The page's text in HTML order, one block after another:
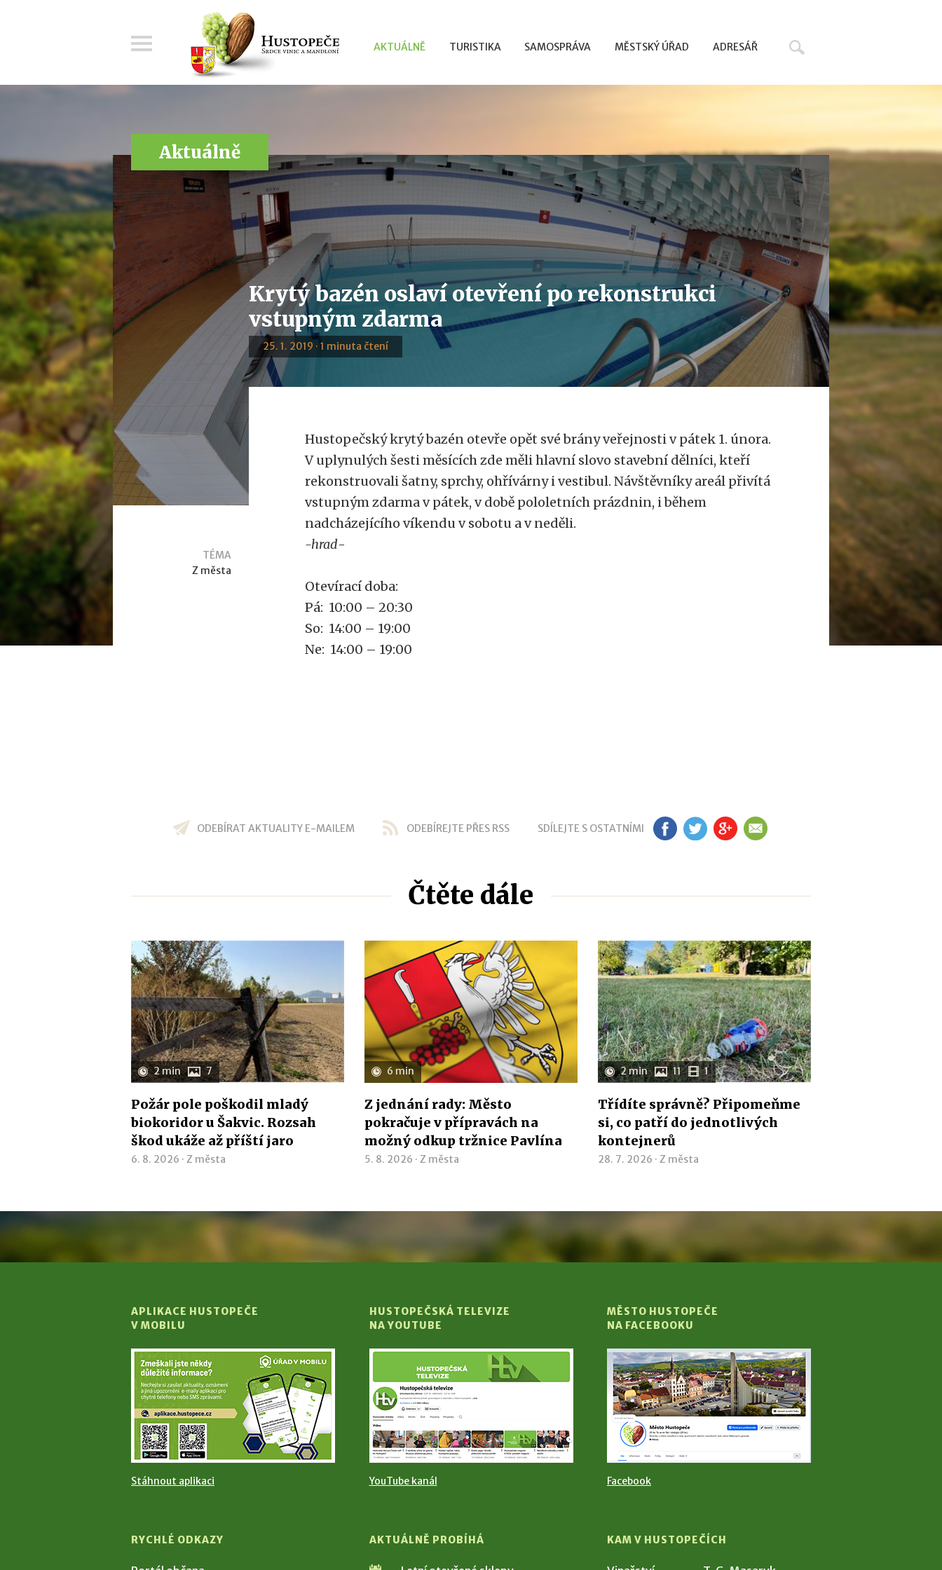
AKTUÁLNĚ TURISTIKA SAMOSPRÁVA MĚSTSKÝ ÚŘAD ADRESÁŘ
Aktuálně
Krytý bazén oslaví otevření po rekonstrukci
vstupným zdarma
25. 1. 2019 · 1 minuta čtení
TÉMA
Z města
Hustopečský krytý bazén otevře opět své brány veřejnosti v pátek 1. února.
V uplynulých šesti měsících zde měli hlavní slovo stavební dělníci, kteří
rekonstruovali šatny, sprchy, ohřívárny i vestibul. Návštěvníky areál přivítá
vstupným zdarma v pátek, v době pololetních prázdnin, i během
nadcházejícího víkendu v sobotu a v neděli.
-hrad-
Otevírací doba:
Pá: 10:00 – 20:30
So: 14:00 – 19:00
Ne: 14:00 – 19:00
ODEBÍRAT AKTUALITY E-MAILEM ODEBÍREJTE PŘES RSS SDÍLEJTE S OSTATNÍMI FB TW GP EM
Čtěte dále
2 min 7
Požár pole poškodil mladý
biokoridor u Šakvic. Rozsah
škod ukáže až příští jaro
6. 8. 2026 · Z města
6 min
Z jednání rady: Město
pokračuje v přípravách na
možný odkup tržnice Pavlína
5. 8. 2026 ·Z města
2 min 11 1
Třídíte správně? Připomeňme
si, co patří do jednotlivých
kontejnerů
28. 7. 2026 ·Z města
APLIKACE HUSTOPEČE
V MOBILU
Stáhnout aplikaci
HUSTOPEČSKÁ TELEVIZE
NA YOUTUBE
YouTube kanál
MĚSTO HUSTOPEČE
NA FACEBOOKU
Facebook
RYCHLÉ ODKAZY AKTUÁLNĚ PROBÍHÁ KAM V HUSTOPEČÍCH